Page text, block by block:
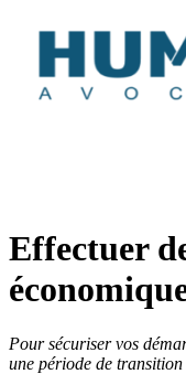
Effectuer
Pour sécuriser vos
une période de transition